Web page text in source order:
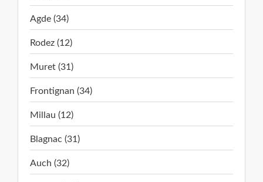
Agde (34)
Rodez (12)
Muret (31)
Frontignan (34)
Millau (12)
Blagnac (31)
Auch (32)